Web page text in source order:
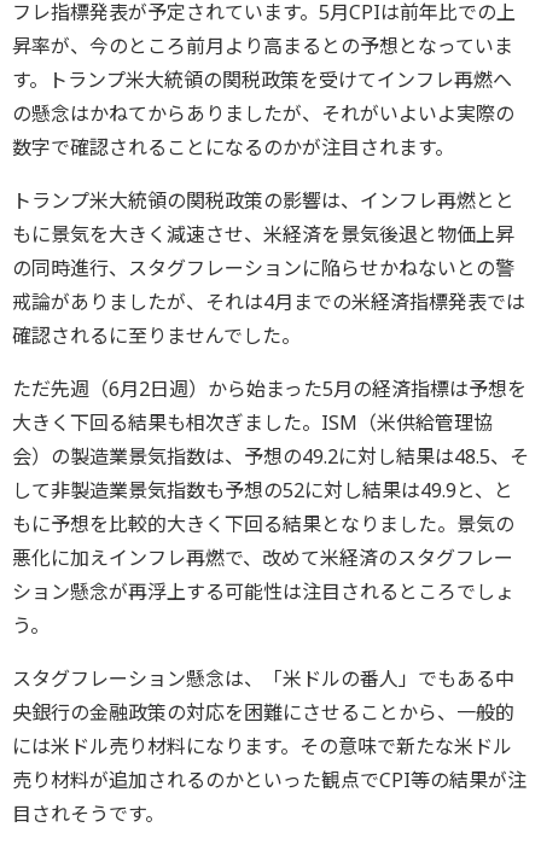
フレ指標発表が予定されています。5月CPIは前年比での上
昇率が、今のところ前月より高まるとの予想となっていま
す。トランプ米大統領の関税政策を受けてインフレ再燃へ
の懸念はかねてからありましたが、それがいよいよ実際の
数字で確認されることになるのかが注目されます。
トランプ米大統領の関税政策の影響は、インフレ再燃とと
もに景気を大きく減速させ、米経済を景気後退と物価上昇
の同時進行、スタグフレーションに陥らせかねないとの警
戒論がありましたが、それは4月までの米経済指標発表では
確認されるに至りませんでした。
ただ先週（6月2日週）から始まった5月の経済指標は予想を
大きく下回る結果も相次ぎました。ISM（米供給管理協
会）の製造業景気指数は、予想の49.2に対し結果は48.5、そ
して非製造業景気指数も予想の52に対し結果は49.9と、と
もに予想を比較的大きく下回る結果となりました。景気の
悪化に加えインフレ再燃で、改めて米経済のスタグフレー
ション懸念が再浮上する可能性は注目されるところでしょ
う。
スタグフレーション懸念は、「米ドルの番人」でもある中
央銀行の金融政策の対応を困難にさせることから、一般的
には米ドル売り材料になります。その意味で新たな米ドル
売り材料が追加されるのかといった観点でCPI等の結果が注
目されそうです。